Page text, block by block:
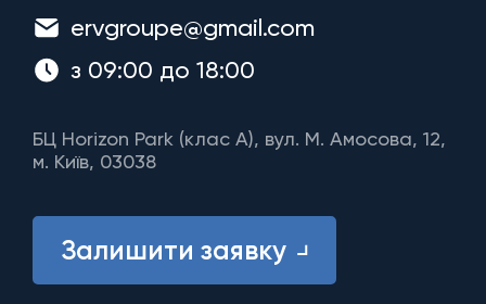
ervgroupe@gmail.com
з 09:00 до 18:00
БЦ Horizon Park (клас A), вул. М. Амосова, 12,
м. Київ, 03038
Залишити заявку